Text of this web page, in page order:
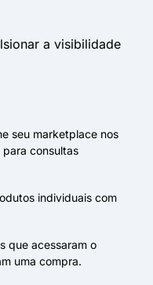
a visibilidade
seu marketplace nos
para consultas
individuais com
que acessaram o
uma compra.